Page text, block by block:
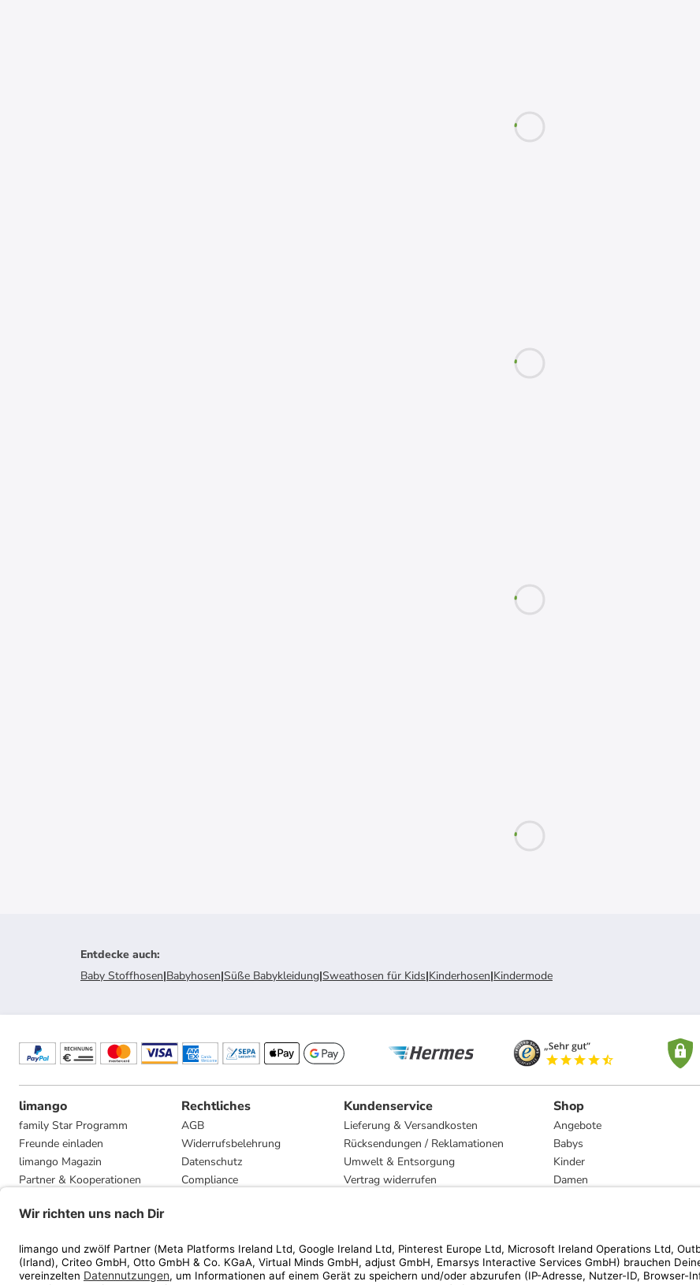
Entdecke auch:
Baby Stoffhosen|Babyhosen|Süße Babykleidung|Sweathosen für Kids|Kinderhosen|Kindermode
limango
family Star Programm
Freunde einladen
limango Magazin
Partner & Kooperationen
Presse
Rechtliches
AGB
Widerrufsbelehrung
Datenschutz
Compliance
Kundenservice
Lieferung & Versandkosten
Rücksendungen / Reklamationen
Umwelt & Entsorgung
Vertrag widerrufen
Shop
Angebote
Babys
Kinder
Damen
Marken